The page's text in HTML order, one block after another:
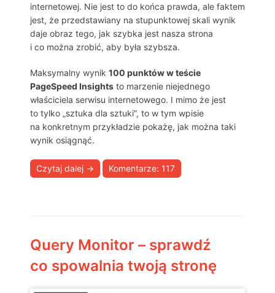
internetowej. Nie jest to do końca prawda, ale faktem
jest, że przedstawiany na stupunktowej skali wynik
daje obraz tego, jak szybka jest nasza strona
i co można zrobić, aby była szybsza.
Maksymalny wynik 100 punktów w teście
PageSpeed Insights to marzenie niejednego
właściciela serwisu internetowego. I mimo że jest
to tylko „sztuka dla sztuki”, to w tym wpisie
na konkretnym przykładzie pokażę, jak można taki
wynik osiągnąć.
Czytaj dalej → Komentarze: 117
Query Monitor – sprawdź
co spowalnia twoją stronę